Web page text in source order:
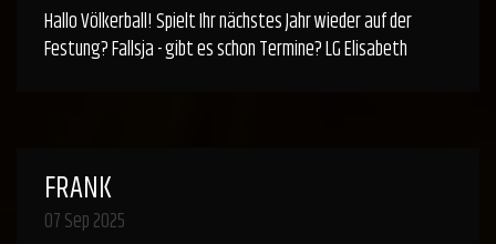
Hallo Völkerball! Spielt Ihr nächstes Jahr wieder auf der
Festung? Fallsja - gibt es schon Termine? LG Elisabeth
FRANK
07 Sep 2025